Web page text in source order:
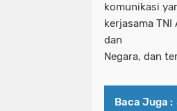
komunikasi
kerjasama
dan
Negara, dan
Baca Juga :